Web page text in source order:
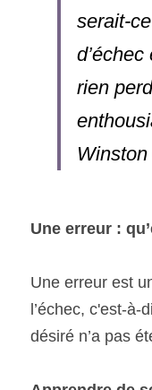
serait-
rien
Une erreur :
Une erreur est
l’échec, c'est-à-
désiré n’a pas